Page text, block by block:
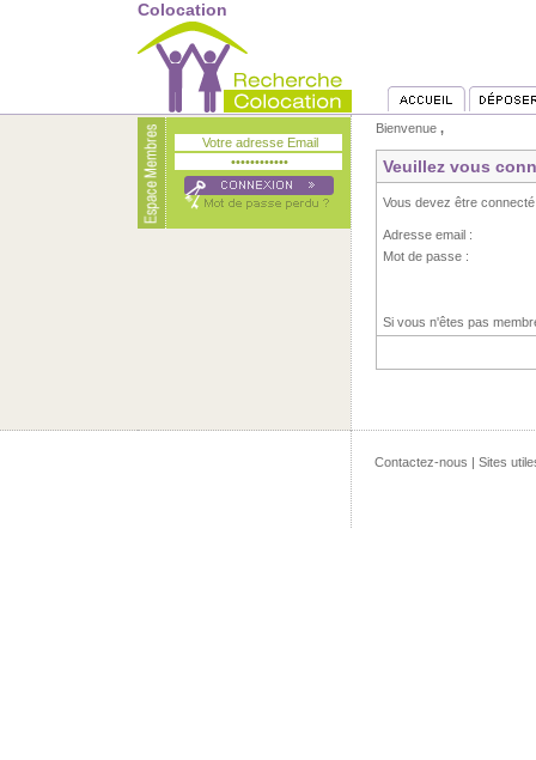
Colocation
Bienvenue ,
Veuillez vous
Vous devez être
Adresse email :
Mot de passe :
Si vous n'êtes pas
Contactez-nous | Sites